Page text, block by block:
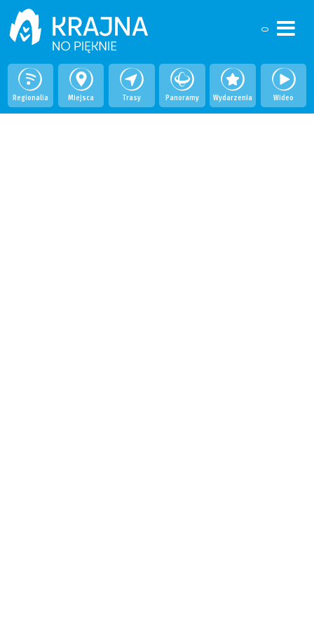
Regionalia Miejsca Trasy Panoramy Wydarzenia Wideo